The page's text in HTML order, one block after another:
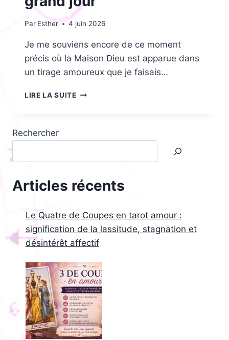
Par Esther 4 juin 2026
Je me souviens encore de ce moment
précis où la Maison Dieu est apparue dans
un tirage amoureux que je faisais…
LIRE LA SUITELA
OU
RÉVÉLATION
LA
SIGNIFICATION
CACHÉE
AU
JOUR
Rechercher
Articles récents
Le Quatre de Coupes en tarot amour :
signification de la lassitude, stagnation et
désintérêt affectif